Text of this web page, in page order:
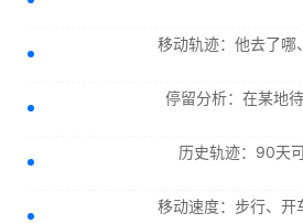
移动轨迹：他去了哪
停留分析：在某地
历史轨迹：90天
移动速度：步行、开